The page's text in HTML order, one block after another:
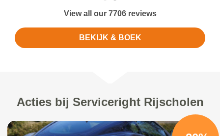
View all our 7706 reviews
BEKIJK & BOEK
Acties bij Serviceright Rijscholen